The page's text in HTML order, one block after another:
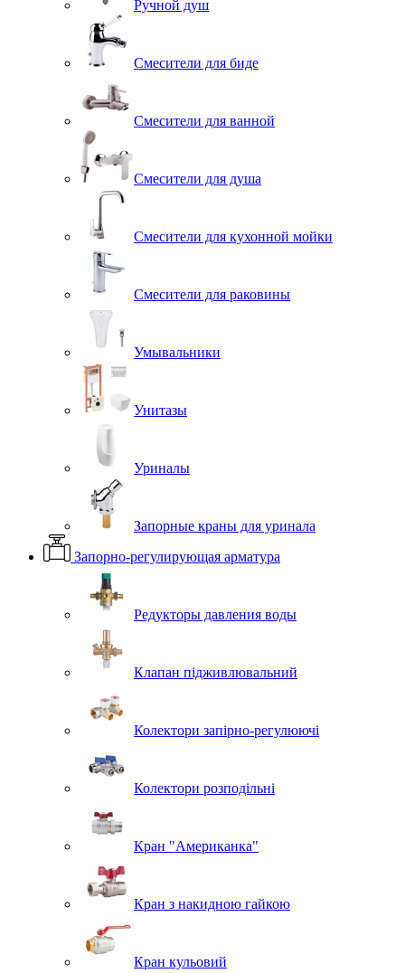
Ручной душ
Смесители для биде
Смесители для ванной
Смесители для душа
Смесители для кухонной мойки
Смесители для раковины
Умывальники
Унитазы
Уриналы
Запорные краны для уринала
Запорно-регулирующая арматура
Редукторы давления воды
Клапан підживлювальний
Колектори запірно-регулюючі
Колектори розподільні
Кран "Американка"
Кран з накидною гайкою
Кран кульовий